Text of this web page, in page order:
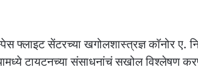
स्पेस फ्लाइट सेंटरच्या खगोलशास्त्रज्ञ कॉनोर ए.
टायटनच्या संसाधनांचं सखोल विश्लेषण